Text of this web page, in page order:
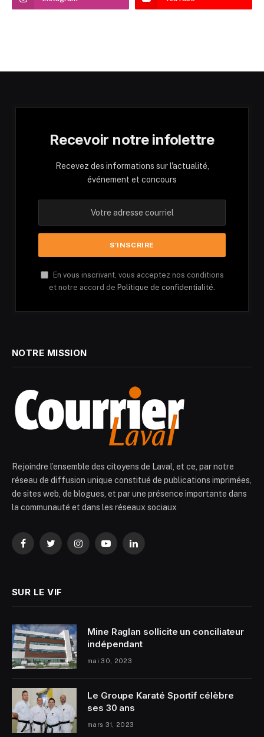
Recevoir notre infolettre
Recevez des informations sur l'actualité,
événement et concours
En vous inscrivant, vous acceptez nos conditions
et notre accord de Politique de confidentialité.
NOTRE MISSION
Rejoindre l’ensemble des citoyens de Laval, et ce, par notre
réseau de diffusion unique constitué de publications imprimées,
de sites web, de blogues, et par une présence importante dans
la communauté et dans les réseaux sociaux
FacebookTwitterInstagramYouTubeLinkedIn
SUR LE VIF
Mine Raglan sollicite un conciliateur
indépendant
mai 30, 2023
Le Groupe Karaté Sportif célèbre
ses 30 ans
mars 31, 2023